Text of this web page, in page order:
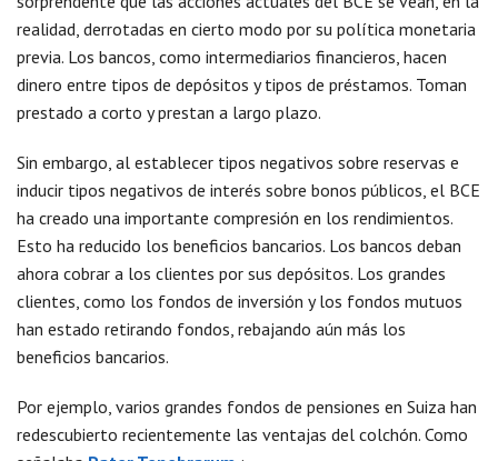
realidad, derrotadas en cierto modo por su política monetaria
previa. Los bancos, como intermediarios financieros, hacen
dinero entre tipos de depósitos y tipos de préstamos. Toman
prestado a corto y prestan a largo plazo.
Sin embargo, al establecer tipos negativos sobre reservas e
inducir tipos negativos de interés sobre bonos públicos, el BCE
ha creado una importante compresión en los rendimientos.
Esto ha reducido los beneficios bancarios. Los bancos deban
ahora cobrar a los clientes por sus depósitos. Los grandes
clientes, como los fondos de inversión y los fondos mutuos
han estado retirando fondos, rebajando aún más los
beneficios bancarios.
Por ejemplo, varios grandes fondos de pensiones en Suiza han
redescubierto recientemente las ventajas del colchón. Como